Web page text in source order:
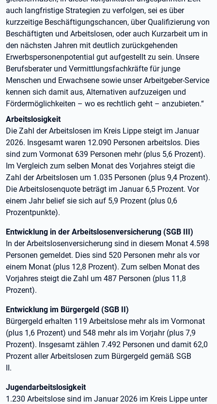
auch langfristige Strategien zu verfolgen, sei es über
kurzzeitige Beschäftigungschancen, über Qualifizierung von
Beschäftigten und Arbeitslosen, oder auch Kurzarbeit um in
den nächsten Jahren mit deutlich zurückgehenden
Erwerbspersonenpotential gut aufgestellt zu sein. Unsere
Berufsberater und Vermittlungsfachkräfte für junge
Menschen und Erwachsene sowie unser Arbeitgeber-Service
kennen sich damit aus, Alternativen aufzuzeigen und
Fördermöglichkeiten – wo es rechtlich geht – anzubieten.“
Arbeitslosigkeit
Die Zahl der Arbeitslosen im Kreis Lippe steigt im Januar
2026. Insgesamt waren 12.090 Personen arbeitslos. Dies
sind zum Vormonat 639 Personen mehr (plus 5,6 Prozent).
Im Vergleich zum selben Monat des Vorjahres steigt die
Zahl der Arbeitslosen um 1.035 Personen (plus 9,4 Prozent).
Die Arbeitslosenquote beträgt im Januar 6,5 Prozent. Vor
einem Jahr belief sie sich auf 5,9 Prozent (plus 0,6
Prozentpunkte).
Entwicklung in der Arbeitslosenversicherung (SGB III)
In der Arbeitslosenversicherung sind in diesem Monat 4.598
Personen gemeldet. Dies sind 520 Personen mehr als vor
einem Monat (plus 12,8 Prozent). Zum selben Monat des
Vorjahres steigt die Zahl um 487 Personen (plus 11,8
Prozent).
Entwicklung im Bürgergeld (SGB II)
Bürgergeld erhalten 119 Arbeitslose mehr als im Vormonat
(plus 1,6 Prozent) und 548 mehr als im Vorjahr (plus 7,9
Prozent). Insgesamt zählen 7.492 Personen und damit 62,0
Prozent aller Arbeitslosen zum Bürgergeld gemäß SGB
II.
Jugendarbeitslosigkeit
1.230 Arbeitslose sind im Januar 2026 im Kreis Lippe unter